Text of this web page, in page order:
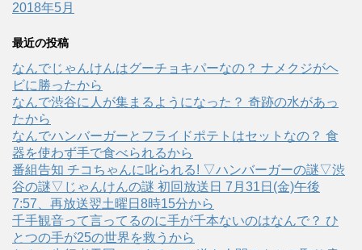
2018年5月
最近の投稿
なんでじゃんけんはグーチョキパーなの？ ナメクジがヘ
ビに勝ったから
なんで渋谷に人が集まるようになった？ 奇跡の水があっ
たから
なんでハンバーガーとフライドポテトはセットなの？ 食
器を使わず手で食べられるから
番組告知 チコちゃんに叱られる! ▽ハンバーガーの謎▽渋
谷の謎▽じゃんけんの謎 初回放送日 7月31日(金)午後
7:57、再放送翌土曜日8時15分から
千手観音って言ってるのに手が千本ないのはなんで？ ひ
とつの手が25の世界を救うから